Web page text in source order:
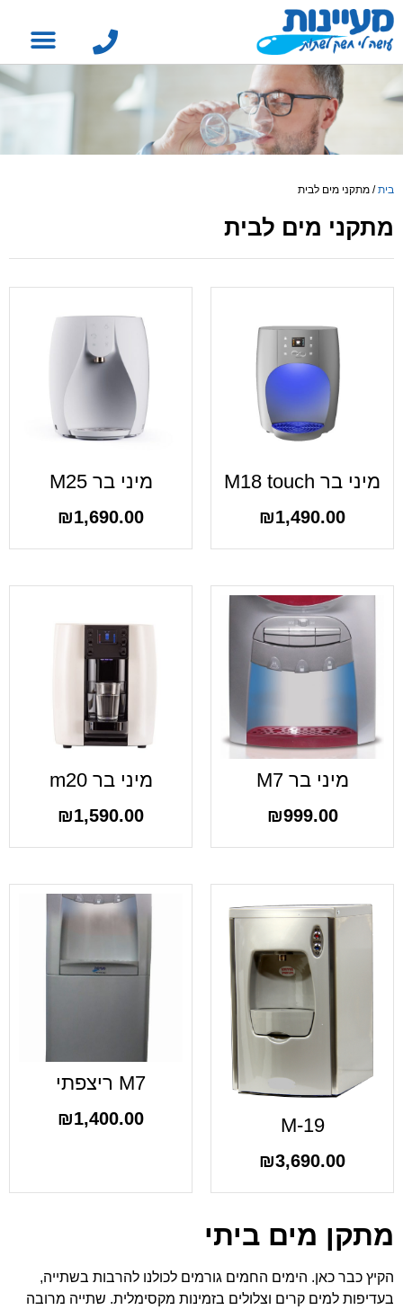
בית/ מתקני מים לבית
מתקני מים לבית
מיני בר M18 touch
₪1,490.00
מיני בר M25
₪1,690.00
מיני בר M7
₪999.00
מיני בר m20
₪1,590.00
M-19
₪3,690.00
M7 ריצפתי
₪1,400.00
מתקן מים ביתי
הקיץ כבר כאן. הימים החמים גורמים לכולנו להרבות בשתייה,
בעדיפות למים קרים וצלולים בזמינות מקסימלית. שתייה מרובה